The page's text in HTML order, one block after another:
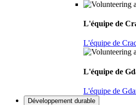
L'équipe de
L'équipe de
L'équipe de
L'équipe de
Développement durable